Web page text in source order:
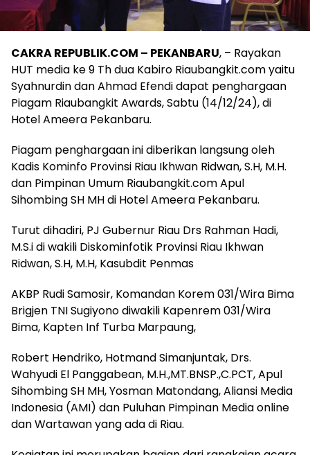
CAKRA REPUBLIK.COM – PEKANBARU, – Rayakan
HUT media ke 9 Th dua Kabiro Riaubangkit.com yaitu
Syahnurdin dan Ahmad Efendi dapat penghargaan
Piagam Riaubangkit Awards, Sabtu (14/12/24), di
Hotel Ameera Pekanbaru.
Piagam penghargaan ini diberikan langsung oleh
Kadis Kominfo Provinsi Riau Ikhwan Ridwan, S.H, M.H.
dan Pimpinan Umum Riaubangkit.com Apul
Sihombing SH MH di Hotel Ameera Pekanbaru.
Turut dihadiri, PJ Gubernur Riau Drs Rahman Hadi,
M.S.i di wakili Diskominfotik Provinsi Riau Ikhwan
Ridwan, S.H, M.H, Kasubdit Penmas
AKBP Rudi Samosir, Komandan Korem 031/Wira Bima
Brigjen TNI Sugiyono diwakili Kapenrem 031/Wira
Bima, Kapten Inf Turba Marpaung,
Robert Hendriko, Hotmand Simanjuntak, Drs.
Wahyudi El Panggabean, M.H.,MT.BNSP.,C.PCT, Apul
Sihombing SH MH, Yosman Matondang, Aliansi Media
Indonesia (AMI) dan Puluhan Pimpinan Media online
dan Wartawan yang ada di Riau.